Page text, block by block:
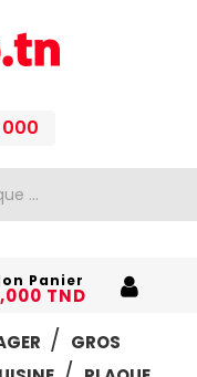
Panier
TND
GROS